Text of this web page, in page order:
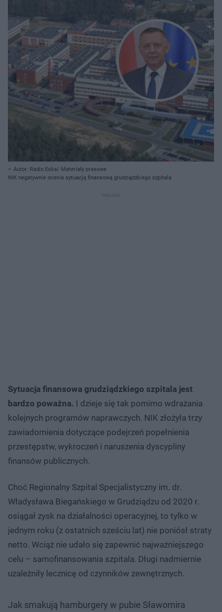
Autor: Radio Eska/ Materiały prasowe
NIK negatywnie ocenia sytuacją finansową grudziądzkiego szpitala
Sytuacja finansowa grudziądzkiego szpitala jest
bardzo poważna. I dzieje się tak pomimo wdrażania
kolejnych programów naprawczych. NIK złożyła trzy
zawiadomienia dotyczące podejrzeń popełnienia
przestępstw, wykroczeń i naruszenia dyscypliny
finansów publicznych.
Choć Regionalny Szpital Specjalistyczny im. dr.
Władysława Biegańskiego w Grudziądzu od 2020 r.
osiągał zysk na działalności operacyjnej, to tylko w
jednym roku (z ostatnich sześciu lat) nie poniósł straty
netto. Wciąż nie udało się zapewnić najważniejszego
celu – samofinansowania szpitala. Długi nadmiernie
uzależniły lecznicę od czynników zewnętrznych.
Jak smakują hamburgery w pubie Sławomira